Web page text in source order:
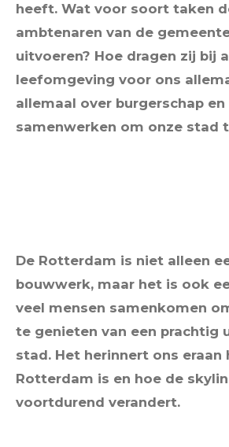
heeft. Wat voor soort taken
ambtenaren van de
uitvoeren? Hoe dragen zij bij
leefomgeving voor ons
allemaal over burgerschap
samenwerken om onze stad
De Rotterdam is niet alleen
bouwwerk, maar het is ook
veel mensen samenkomen
te genieten van een prachtig
stad. Het herinnert ons eraan
Rotterdam is en hoe de
voortdurend verandert.